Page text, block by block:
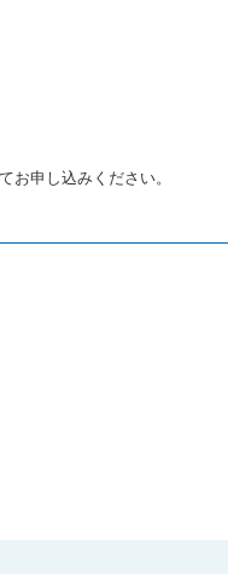
申し込みください。